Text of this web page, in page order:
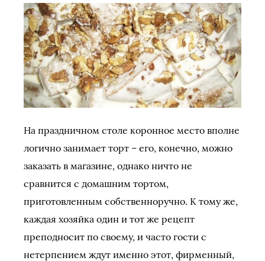
На праздничном столе коронное место вполне
логично занимает торт – его, конечно, можно
заказать в магазине, однако ничто не
сравнится с домашним тортом,
приготовленным собственноручно. К тому же,
каждая хозяйка один и тот же рецепт
преподносит по своему, и часто гости с
нетерпением ждут именно этот, фирменный,